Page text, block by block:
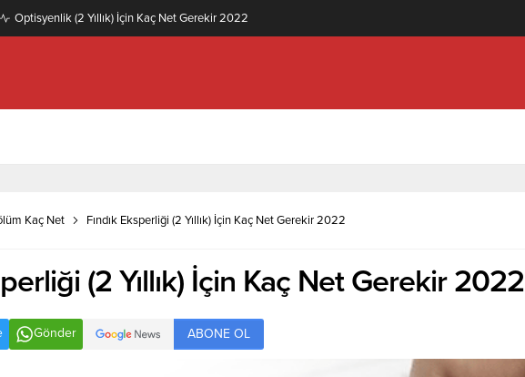
Zeytincilik ve Zeytin İşleme Teknolojisi (2 Yıllık) İçin Kaç Net Gerekir 2022
Kaç Net Fındık Eksperliği (2 Yıllık) İçin Kaç Net Gerekir 2022
(2 Yıllık) İçin Kaç Net Gerekir 2022
Gönder ABONE OL